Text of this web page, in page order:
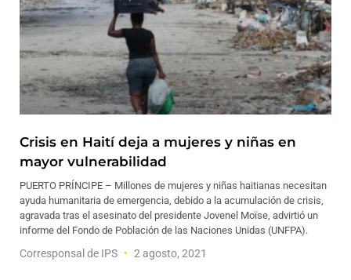
Crisis en Haití deja a mujeres y niñas en
mayor vulnerabilidad
PUERTO PRÍNCIPE – Millones de mujeres y niñas haitianas necesitan
ayuda humanitaria de emergencia, debido a la acumulación de crisis,
agravada tras el asesinato del presidente Jovenel Moïse, advirtió un
informe del Fondo de Población de las Naciones Unidas (UNFPA).
Corresponsal de IPS 2 agosto, 2021